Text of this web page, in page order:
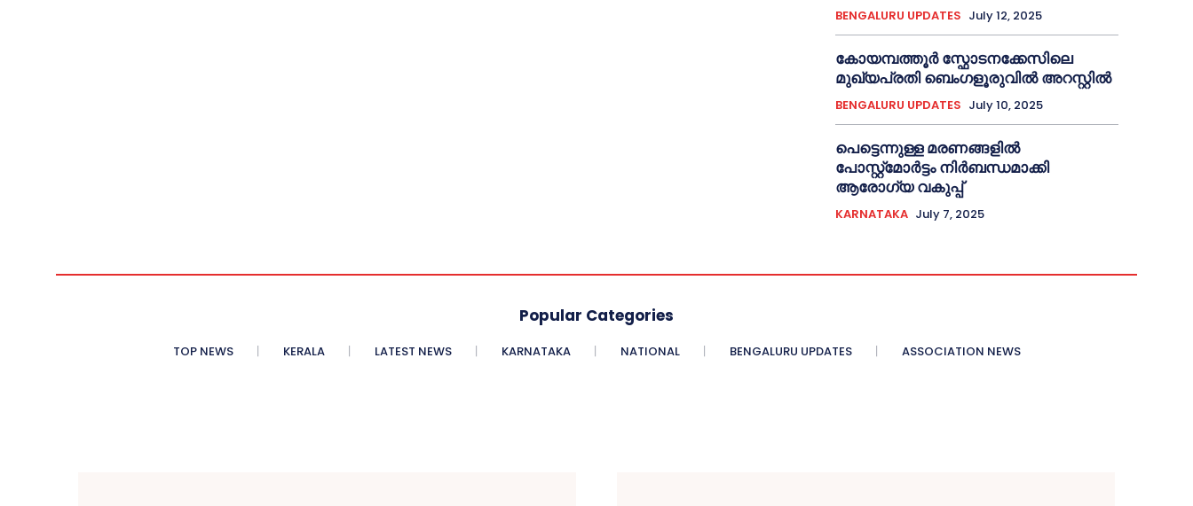
BENGALURU UPDATES July 12, 2025
കോയമ്പത്തൂർ സ്ഫോടനക്കേസിലെ
മുഖ്യപ്രതി ബെംഗളൂരുവിൽ അറസ്റ്റിൽ
BENGALURU UPDATES July 10, 2025
പെട്ടെന്നുള്ള മരണങ്ങളിൽ
പോസ്റ്റ്മോർട്ടം നിർബന്ധമാക്കി
ആരോഗ്യ വകുപ്പ്
KARNATAKA July 7, 2025
Popular Categories
TOP NEWS KERALA LATEST NEWS KARNATAKA NATIONAL BENGALURU UPDATES ASSOCIATION NEWS